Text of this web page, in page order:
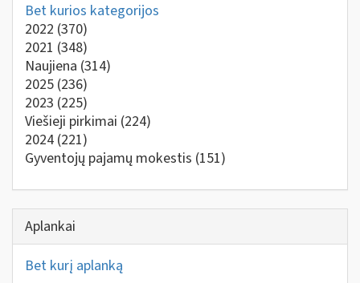
Bet kurios kategorijos
2022 (370)
2021 (348)
Naujiena (314)
2025 (236)
2023 (225)
Viešieji pirkimai (224)
2024 (221)
Gyventojų pajamų mokestis (151)
Aplankai
Bet kurį aplanką